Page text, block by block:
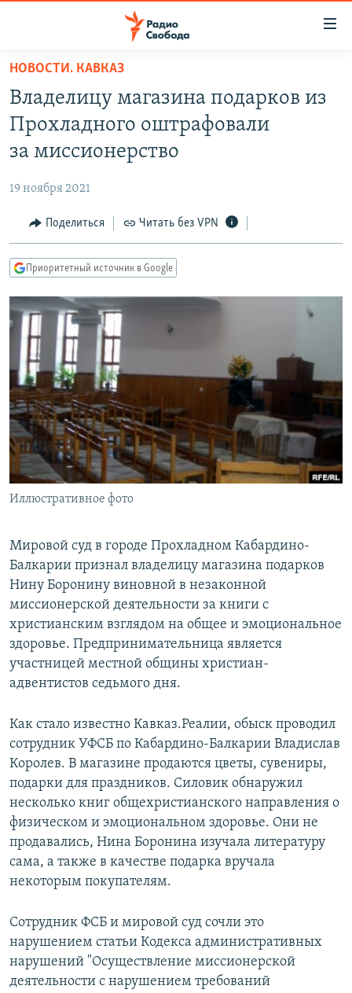
упрощенного
доступа
Вернуться
основному
Вернутся
Вернутся
поиску
ПОДКАСТЫ
АВТОРСКИЕ ПРОЕКТЫ
МНЕНИЯ
КУЛЬТУРА
КАВКАЗ.РЕАЛИИ
СЕВЕР.РЕАЛИИ
СИБИРЬ.РЕАЛИИ
РАСПИСАНИЕ ВЕЩАНИЯ
ПОДПИШИТЕСЬ НА РАССЫЛКУ
СОЦИАЛЬНЫЕ СЕТИ
Все сайты РСЕ/РС
НОВОСТИ. КАВКАЗ
Владелицу магазина подарков из
Прохладного оштрафовали
за миссионерство
19 ноября 2021
Поделиться Читать без VPN
Приоритетный источник в Google
Иллюстративное фото
Мировой суд в городе Прохладном Кабардино-
Балкарии признал владелицу магазина подарков
Нину Боронину виновной в незаконной
миссионерской деятельности за книги с
христианским взглядом на общее и эмоциональное
здоровье. Предпринимательница является
участницей местной общины христиан-
адвентистов седьмого дня.
Как стало известно Кавказ.Реалии, обыск проводил
сотрудник УФСБ по Кабардино-Балкарии Владислав
Королев. В магазине продаются цветы, сувениры,
подарки для праздников. Силовик обнаружил
несколько книг общехристианского направления о
физическом и эмоциональном здоровье. Они не
продавались, Нина Боронина изучала литературу
сама, а также в качестве подарка вручала
некоторым покупателям.
Сотрудник ФСБ и мировой суд сочли это
нарушением статьи Кодекса административных
нарушений "Осуществление миссионерской
деятельности с нарушением требований